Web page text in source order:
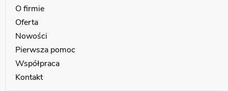
O firmie
Oferta
Nowości
Pierwsza pomoc
Współpraca
Kontakt